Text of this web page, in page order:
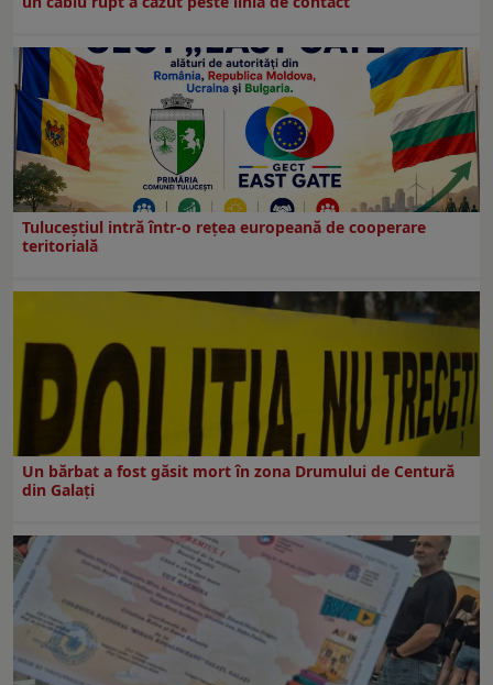
Tuluceștiul intră într-o rețea europeană de cooperare
teritorială
Un bărbat a fost găsit mort în zona Drumului de Centură
din Galați